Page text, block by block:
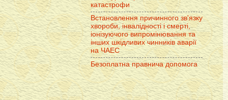
катастрофи
Встановлення причинного зв'язку
хвороби, інвалідності і смерті,
іонізуючого випромінювання та
інших шкідливих чинників аварії
на ЧАЕС
Безоплатна правнича допомога